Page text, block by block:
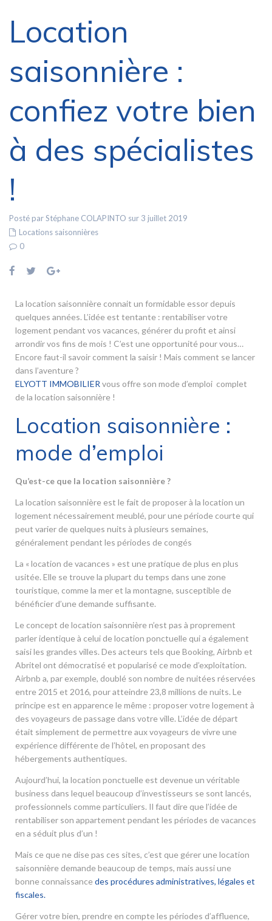
Location
saisonnière :
confiez votre bien
à des spécialistes
!
Posté par Stéphane COLAPINTO sur 3 juillet 2019
Locations saisonnières
0
La location saisonnière connait un formidable essor depuis
quelques années. L’idée est tentante : rentabiliser votre
logement pendant vos vacances, générer du profit et ainsi
arrondir vos fins de mois ! C’est une opportunité pour vous…
Encore faut-il savoir comment la saisir ! Mais comment se lancer
dans l’aventure ?
ELYOTT IMMOBILIER vous offre son mode d’emploi complet
de la location saisonnière !
Location saisonnière :
mode d’emploi
Qu’est-ce que la location saisonnière ?
La location saisonnière est le fait de proposer à la location un
logement nécessairement meublé, pour une période courte qui
peut varier de quelques nuits à plusieurs semaines,
généralement pendant les périodes de congés
La « location de vacances » est une pratique de plus en plus
usitée. Elle se trouve la plupart du temps dans une zone
touristique, comme la mer et la montagne, susceptible de
bénéficier d’une demande suffisante.
Le concept de location saisonnière n’est pas à proprement
parler identique à celui de location ponctuelle qui a également
saisi les grandes villes. Des acteurs tels que Booking, Airbnb et
Abritel ont démocratisé et popularisé ce mode d’exploitation.
Airbnb a, par exemple, doublé son nombre de nuitées réservées
entre 2015 et 2016, pour atteindre 23,8 millions de nuits. Le
principe est en apparence le même : proposer votre logement à
des voyageurs de passage dans votre ville. L’idée de départ
était simplement de permettre aux voyageurs de vivre une
expérience différente de l’hôtel, en proposant des
hébergements authentiques.
Aujourd’hui, la location ponctuelle est devenue un véritable
business dans lequel beaucoup d’investisseurs se sont lancés,
professionnels comme particuliers. Il faut dire que l’idée de
rentabiliser son appartement pendant les périodes de vacances
en a séduit plus d’un !
Mais ce que ne dise pas ces sites, c’est que gérer une location
saisonnière demande beaucoup de temps, mais aussi une
bonne connaissance des procédures administratives, légales et
fiscales.
Gérer votre bien, prendre en compte les périodes d’affluence,